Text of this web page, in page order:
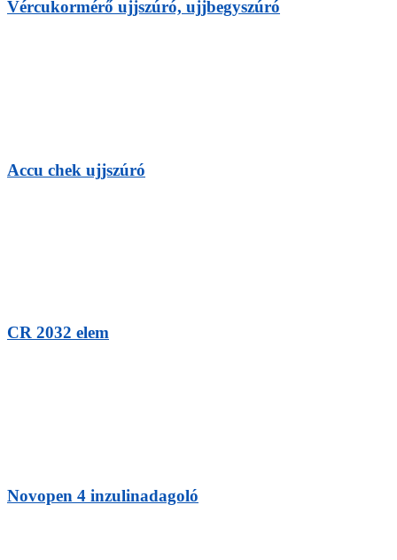
Vércukormérő ujjszúró, ujjbegyszúró
Accu chek ujjszúró
CR 2032 elem
Novopen 4 inzulinadagoló